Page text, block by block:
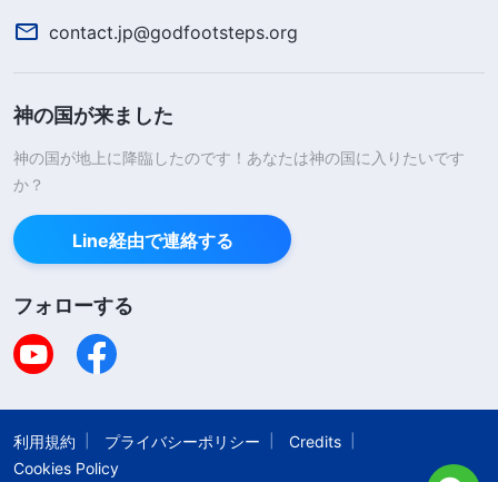
contact.jp@godfootsteps.org
神の国が来ました
神の国が地上に降臨したのです！あなたは神の国に入りたいです
か？
Line経由で連絡する
フォローする
利用規約 プライバシーポリシー
Credits
Cookies Policy